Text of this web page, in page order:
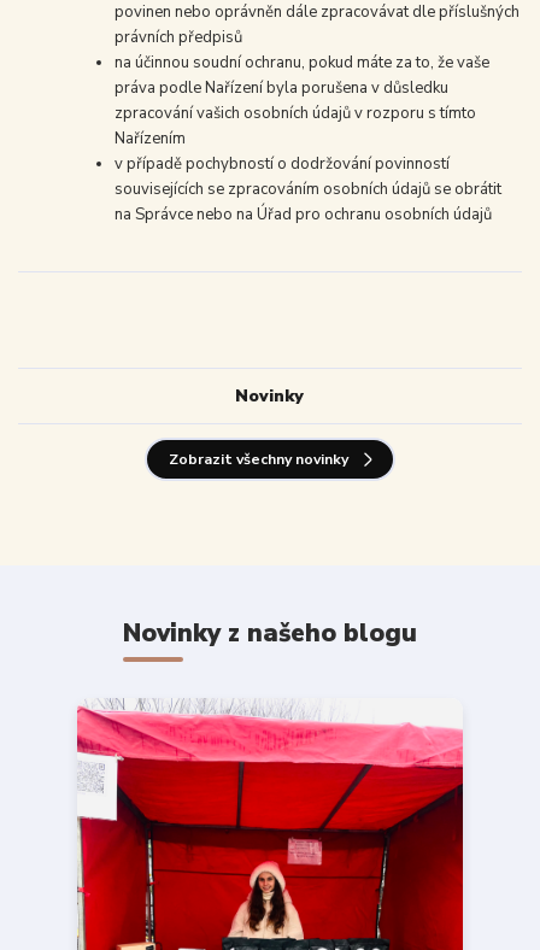
Novinky
Zobrazit všechny novinky
povinen nebo oprávněn dále zpracovávat dle příslušných
právních předpisů
na účinnou soudní ochranu, pokud máte za to, že vaše
práva podle Nařízení byla porušena v důsledku
zpracování vašich osobních údajů v rozporu s tímto
Nařízením
v případě pochybností o dodržování povinností
souvisejících se zpracováním osobních údajů se obrátit
na Správce nebo na Úřad pro ochranu osobních údajů
Novinky z našeho blogu